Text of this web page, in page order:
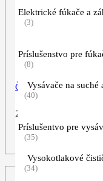
Čistiaci prostriedok na
29,90
ZOBRAZIŤ
Elektrické fúkače a
(3)
Príslušenstvo pre
(8)
Vysávače na
(40)
Príslušentvo pre
(35)
Vysokotlakové
(34)